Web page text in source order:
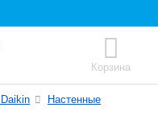
Корзина
Настенные